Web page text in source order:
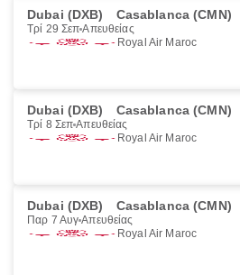
Dubai (DXB) Casablanca (CMN)
Τρί 29 Σεπ Απευθείας
Royal Air Maroc
Dubai (DXB) Casablanca (CMN)
Τρί 8 Σεπ Απευθείας
Royal Air Maroc
Dubai (DXB) Casablanca (CMN)
Παρ 7 Αυγ Απευθείας
Royal Air Maroc